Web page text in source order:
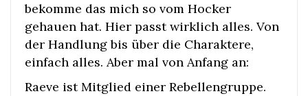
bekomme das mich so vom Hocker
gehauen hat. Hier passt wirklich alles. Von
der Handlung bis über die Charaktere,
einfach alles. Aber mal von Anfang an:
Raeve ist Mitglied einer Rebellengruppe.